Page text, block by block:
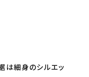
は細身のシルエッ